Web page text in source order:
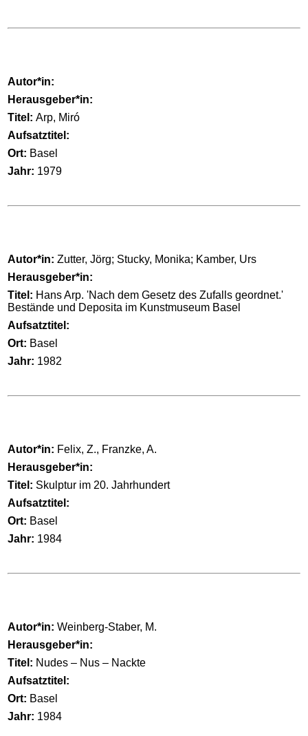
Autor*in:
Herausgeber*in:
Titel: Arp, Miró
Aufsatztitel:
Ort: Basel
Jahr: 1979
Autor*in: Zutter, Jörg; Stucky, Monika; Kamber, Urs
Herausgeber*in:
Titel: Hans Arp. 'Nach dem Gesetz des Zufalls geordnet.'
Bestände und Deposita im Kunstmuseum Basel
Aufsatztitel:
Ort: Basel
Jahr: 1982
Autor*in: Felix, Z., Franzke, A.
Herausgeber*in:
Titel: Skulptur im 20. Jahrhundert
Aufsatztitel:
Ort: Basel
Jahr: 1984
Autor*in: Weinberg-Staber, M.
Herausgeber*in:
Titel: Nudes – Nus – Nackte
Aufsatztitel:
Ort: Basel
Jahr: 1984